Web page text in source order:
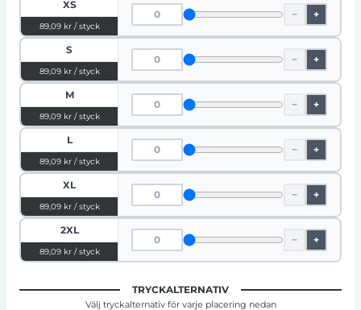
XS
89,09 kr / styck
− +
S
89,09 kr / styck
− +
M
89,09 kr / styck
− +
L
89,09 kr / styck
− +
XL
89,09 kr / styck
− +
2XL
89,09 kr / styck
− +
TRYCKALTERNATIV
Välj tryckalternativ för varje placering nedan